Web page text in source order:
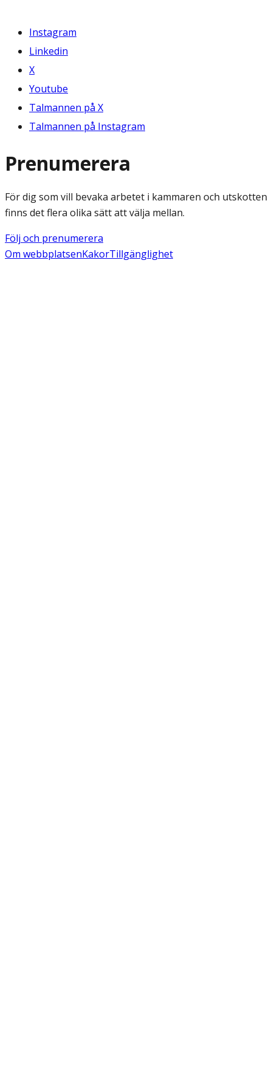
Instagram
Linkedin
X
Youtube
Talmannen på X
Talmannen på Instagram
Prenumerera
För dig som vill bevaka arbetet i kammaren och utskotten
finns det flera olika sätt att välja mellan.
Följ och prenumerera
Om webbplatsenKakorTillgänglighet